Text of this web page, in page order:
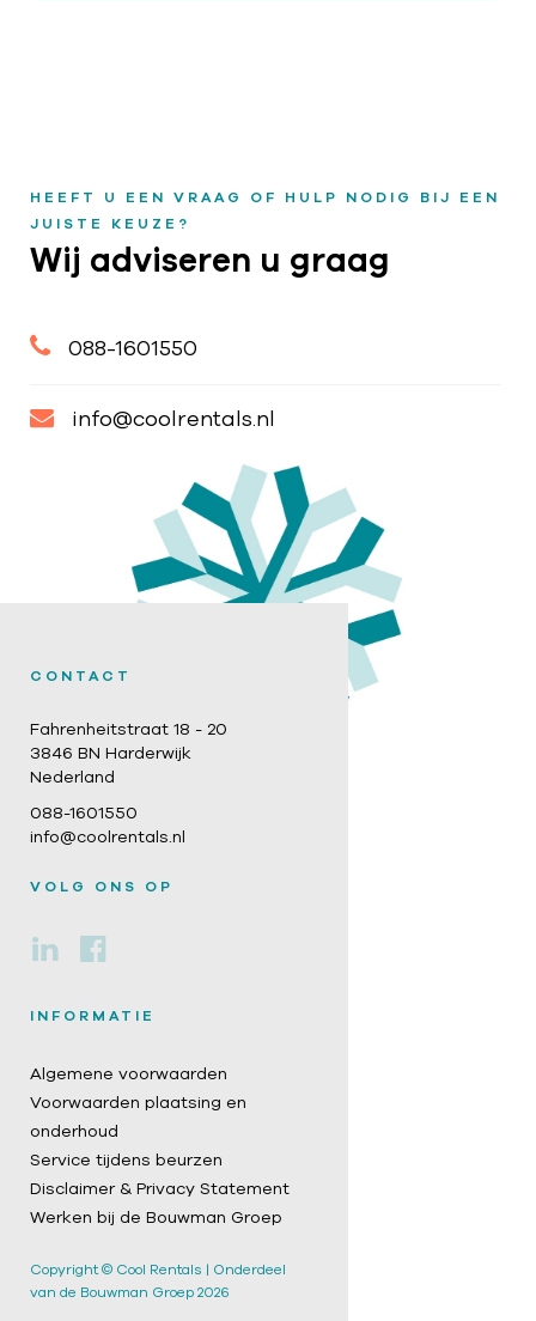
HEEFT U EEN VRAAG OF HULP NODIG BIJ EEN
JUISTE KEUZE?
Wij adviseren u graag
088-1601550
info@coolrentals.nl
CONTACT
Fahrenheitstraat 18 - 20
3846 BN Harderwijk
Nederland
088-1601550
info@coolrentals.nl
VOLG ONS OP
INFORMATIE
Algemene voorwaarden
Voorwaarden plaatsing en
onderhoud
Service tijdens beurzen
Disclaimer & Privacy Statement
Werken bij de Bouwman Groep
Copyright © Cool Rentals | Onderdeel
van de Bouwman Groep 2026